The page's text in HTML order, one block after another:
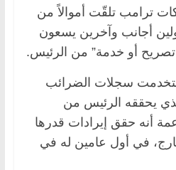
ترامب تلقّت أموالاً من
أجانب وآخرين يسعون
أو خدمة” من الرئيس.
سجلات الضرائب
يحققه الرئيس من
أنه حقق إيرادات قدرها
في أول عامين له في